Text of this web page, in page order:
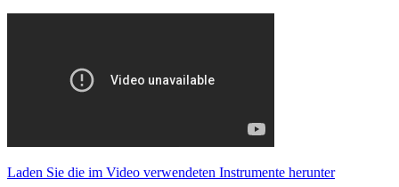
Laden Sie die im Video verwendeten Instrumente herunter